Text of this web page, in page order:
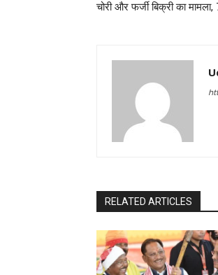
चोरी और फर्जी बिक्री का मामला,
RELATED ARTICLES